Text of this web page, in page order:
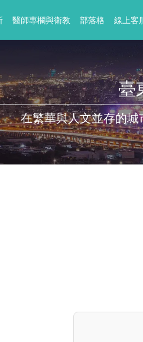
醫師專欄與衛教 部落格 線上客
臺
在繁華與人文並存的